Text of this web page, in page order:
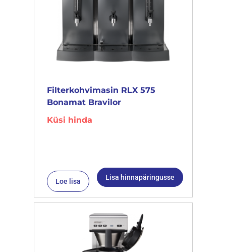
Filterkohvimasin RLX 575
Bonamat Bravilor
Küsi hinda
Loe lisa Lisa hinnapäringusse